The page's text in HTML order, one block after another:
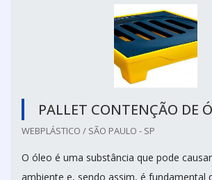
PALLET CONTENÇÃO DE
WEBPLÁSTICO / SÃO PAULO - SP
O óleo é uma substância que pode
ambiente e, sendo assim, é fundamental